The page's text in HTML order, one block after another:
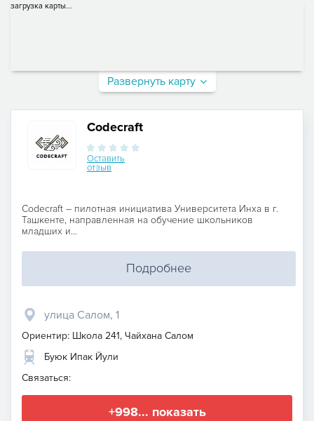
загрузка карты...
Развернуть карту
Codecraft
Оставить
отзыв
Codecraft – пилотная инициатива Университета Инха в г.
Ташкенте, направленная на обучение школьников
младших и...
Подробнее
улица Салом, 1
Ориентир: Школа 241, Чайхана Салом
Буюк Ипак Йули
Связаться:
+998... показать